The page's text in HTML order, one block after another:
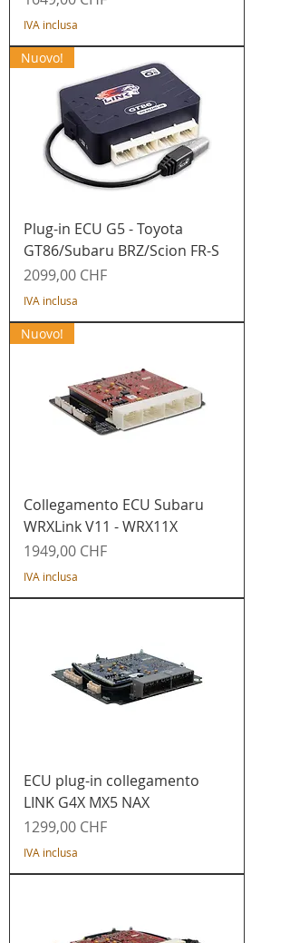
IVA inclusa
Nuovo!
Plug-in ECU G5 - Toyota
GT86/Subaru BRZ/Scion FR-S
Prezzo
2099,00 CHF
IVA inclusa
Nuovo!
Collegamento ECU Subaru
WRXLink V11 - WRX11X
Prezzo
1949,00 CHF
IVA inclusa
ECU plug-in collegamento
LINK G4X MX5 NAX
Prezzo
1299,00 CHF
IVA inclusa